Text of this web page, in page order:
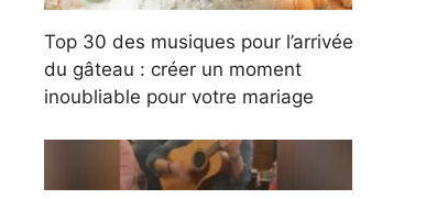
Top 30 des musiques pour l’arrivée
du gâteau : créer un moment
inoubliable pour votre mariage